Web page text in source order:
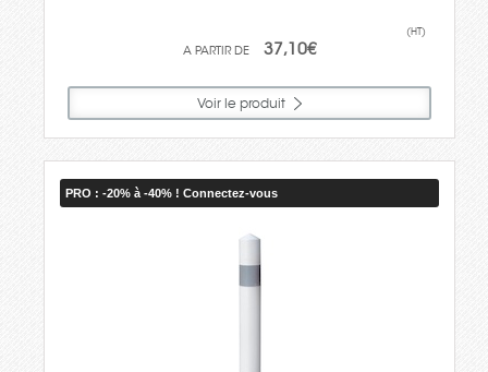
37,10€
(HT)
Voir le produit
PRO : -20% à -40% ! Connectez-vous